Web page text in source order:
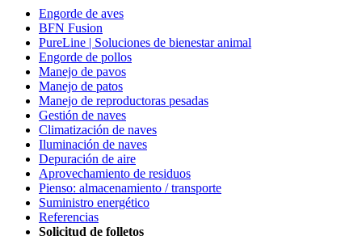
Engorde de aves
BFN Fusion
PureLine | Soluciones de bienestar animal
Engorde de pollos
Manejo de pavos
Manejo de patos
Manejo de reproductoras pesadas
Gestión de naves
Climatización de naves
Iluminación de naves
Depuración de aire
Aprovechamiento de residuos
Pienso: almacenamiento / transporte
Suministro energético
Referencias
Solicitud de folletos